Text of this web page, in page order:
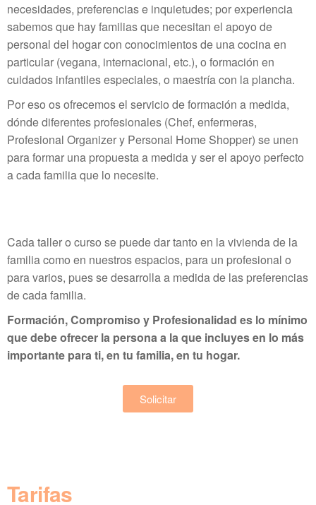
necesidades, preferencias e inquietudes; por experiencia
sabemos que hay familias que necesitan el apoyo de
personal del hogar con conocimientos de una cocina en
particular (vegana, internacional, etc.), o formación en
cuidados infantiles especiales, o maestría con la plancha.
Por eso os ofrecemos el servicio de formación a medida,
dónde diferentes profesionales (Chef, enfermeras,
Profesional Organizer y Personal Home Shopper) se unen
para formar una propuesta a medida y ser el apoyo perfecto
a cada familia que lo necesite.
Cada taller o curso se puede dar tanto en la vivienda de la
familia como en nuestros espacios, para un profesional o
para varios, pues se desarrolla a medida de las preferencias
de cada familia.
Formación, Compromiso y Profesionalidad es lo mínimo
que debe ofrecer la persona a la que incluyes en lo más
importante para ti, en tu familia, en tu hogar.
Solicitar
Tarifas